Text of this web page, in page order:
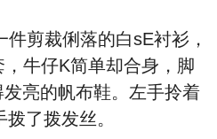
剪裁俐落的白sE衬衫，
牛仔K简单却合身，脚
亮的帆布鞋。左手拎着
了拨发丝。